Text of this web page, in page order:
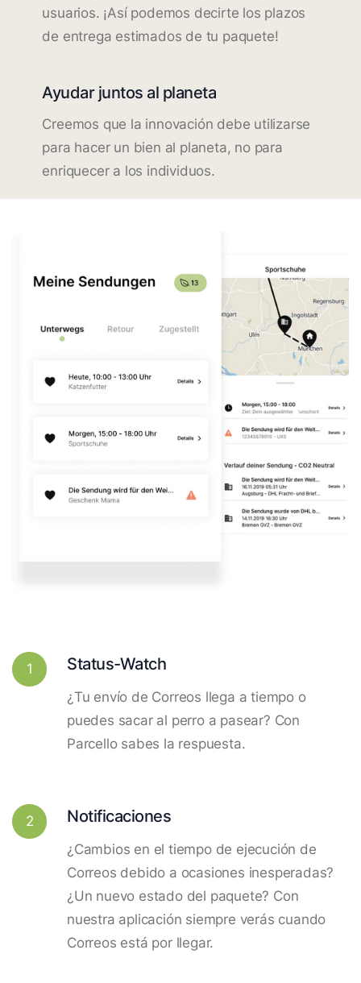
usuarios. ¡Así podemos decirte los plazos
de entrega estimados de tu paquete!
Ayudar juntos al planeta
Creemos que la innovación debe utilizarse
para hacer un bien al planeta, no para
enriquecer a los individuos.
1 Status-Watch
¿Tu envío de Correos llega a tiempo o
puedes sacar al perro a pasear? Con
Parcello sabes la respuesta.
2 Notificaciones
¿Cambios en el tiempo de ejecución de
Correos debido a ocasiones inesperadas?
¿Un nuevo estado del paquete? Con
nuestra aplicación siempre verás cuando
Correos está por llegar.